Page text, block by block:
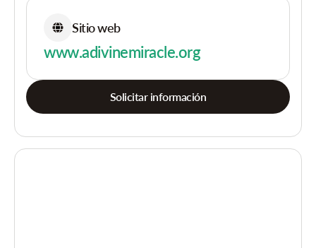
Sitio web
www.adivinemiracle.org
Solicitar información